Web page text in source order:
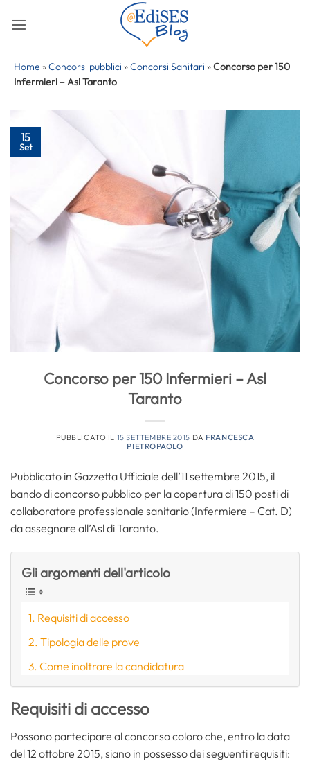
Home »Concorsi pubblici »Concorsi Sanitari »Concorso per 150
Infermieri – Asl Taranto
15
Set
Concorso per 150 Infermieri – Asl
Taranto
PUBBLICATO IL 15 SETTEMBRE 2015 DA FRANCESCA
PIETROPAOLO
Pubblicato in Gazzetta Ufficiale dell’11 settembre 2015, il
bando di concorso pubblico per la copertura di 150 posti di
collaboratore professionale sanitario (Infermiere – Cat. D)
da assegnare all’Asl di Taranto.
Gli argomenti dell'articolo
Requisiti di accesso
Tipologia delle prove
Come inoltrare la candidatura
Requisiti di accesso
Possono partecipare al concorso coloro che, entro la data
del 12 ottobre 2015, siano in possesso dei seguenti requisiti: